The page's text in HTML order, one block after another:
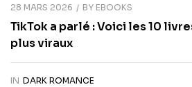
28 MARS 2026 BY EBOOKS
TikTok a parlé : Voici les 10
plus viraux
IN DARK ROMANCE